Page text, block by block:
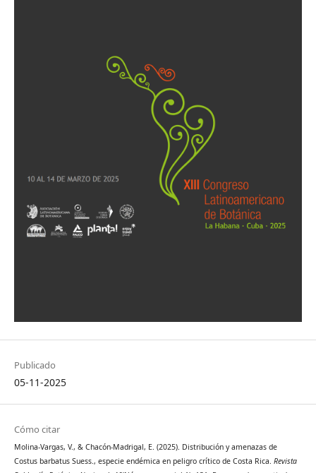
Publicado
05-11-2025
Cómo citar
Molina-Vargas, V., & Chacón-Madrigal, E. (2025). Distribución y amenazas de
Costus barbatus Suess., especie endémica en peligro crítico de Costa Rica. Revista